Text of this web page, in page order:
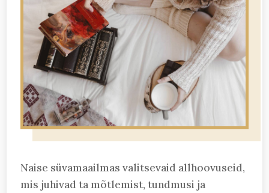
Naise süvamaailmas valitsevaid allhoovuseid,
mis juhivad ta mõtlemist, tundmusi ja